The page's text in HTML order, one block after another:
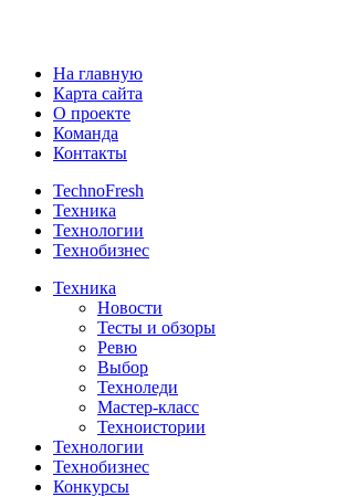
На главную
Карта сайта
О проекте
Команда
Контакты
TechnoFresh
Техника
Технологии
Технобизнес
Техника
Новости
Тесты и обзоры
Ревю
Выбор
Техноледи
Мастер-класс
Техноистории
Технологии
Технобизнес
Конкурсы